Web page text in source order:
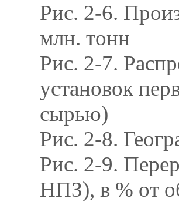
Рис. 2-6.
млн. тонн
Рис. 2-7.
установок
сырью)
Рис. 2-8.
Рис. 2-9.
НПЗ), в % от